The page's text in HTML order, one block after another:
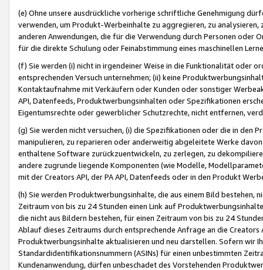
(e) Ohne unsere ausdrückliche vorherige schriftliche Genehmigung
verwenden, um Produkt-Werbeinhalte zu aggregieren, zu
anderen Anwendungen, die für die Verwendung durch Personen
für die direkte Schulung oder Feinabstimmung eines maschinellen
(f) Sie werden (i) nicht in irgendeiner Weise in die Funktionalität oder
entsprechenden Versuch unternehmen; (ii) keine
Kontaktaufnahme mit Verkäufern oder Kunden oder sonstiger
API, Datenfeeds, Produktwerbungsinhalten oder Spezifikationen
Eigentumsrechte oder gewerblicher Schutzrechte, nicht entfernen,
(g) Sie werden nicht versuchen, (i) die Spezifikationen oder die in
manipulieren, zu reparieren oder anderweitig abgeleitete Werke
enthaltene Software zurückzuentwickeln, zu zerlegen, zu
andere zugrunde liegende Komponenten (wie Modelle,
mit der Creators API, der PA API, Datenfeeds oder in den Produkt
(h) Sie werden Produktwerbungsinhalte, die aus einem Bild bestehen,
Zeitraum von bis zu 24 Stunden einen Link auf
die nicht aus Bildern bestehen, für einen Zeitraum von bis zu 24
Ablauf dieses Zeitraums durch entsprechende Anfrage an die
Produktwerbungsinhalte aktualisieren und neu darstellen. Sofern wir
Standardidentifikationsnummern (ASINs) für einen unbestimmten
Kundenanwendung, dürfen unbeschadet des Vorstehenden